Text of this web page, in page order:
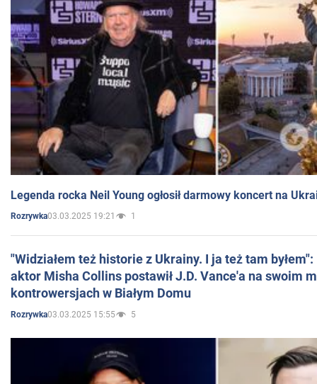
Legenda rocka Neil Young ogłosił darmowy koncert na
Rozrywka03.03.2025 19:21 1
"Widziałem też historie z Ukrainy. I ja też tam
aktor Misha Collins postawił J.D. Vance'a na swoim
kontrowersjach w Białym Domu
Rozrywka03.03.2025 15:55 5